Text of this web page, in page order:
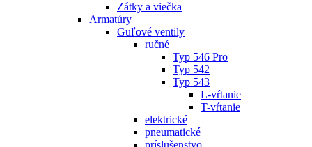
Zátky a viečka
Armatúry
Guľové ventily
ručné
Typ 546 Pro
Typ 542
Typ 543
L-vŕtanie
T-vŕtanie
elektrické
pneumatické
príslušenstvo